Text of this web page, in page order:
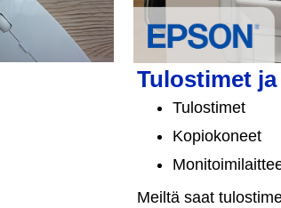
Tulostimet
Tulostimet
Kopiokoneet
Meiltä saat